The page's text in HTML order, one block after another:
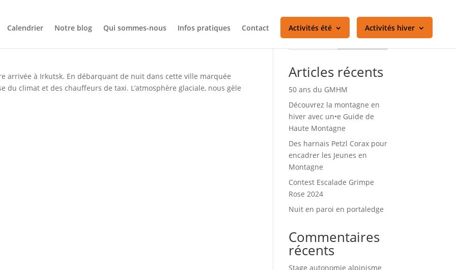
Calendrier Notre blog Qui sommes-nous Infos pratiques Contact Activités été Activités hiver
arrivée à Irkutsk. En débarquant de nuit dans cette ville marquée
du climat et des chauffeurs de taxi. L’atmosphère glaciale, nous gèle
Rechercher
Articles récents
50 ans du GMHM
Découvrez la montagne en
hiver avec un•e Guide de
Haute Montagne
Des harnais Petzl Corax pour
encadrer les Jeunes en
Montagne
Contest Escalade Grimpe
Rose 2024
Nuit en paroi en portaledge
Commentaires
récents
Stage autonomie alpinisme